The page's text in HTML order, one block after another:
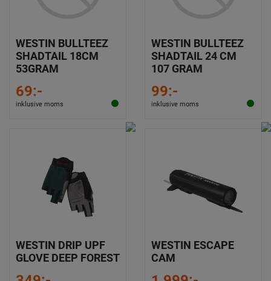
WESTIN BULLTEEZ
SHADTAIL 18CM
53GRAM
69:-
inklusive moms
WESTIN BULLTEEZ
SHADTAIL 24 CM
107 GRAM
99:-
inklusive moms
WESTIN DRIP UPF
GLOVE DEEP FOREST
WESTIN ESCAPE
CAM